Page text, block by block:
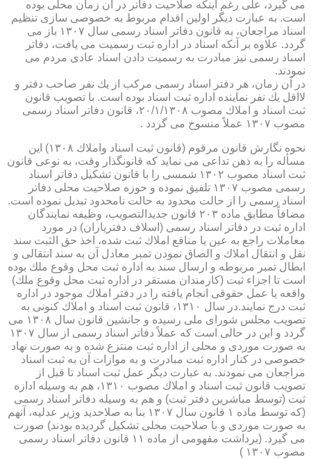
می گیرد، علی رغم اینكه صلاحیت دفاتر در آن زمان محلی بوده
است. به عبارت دیگر اولین اقدام مربوط به خصوصی سازی تنظیم
اسناد مراجعان، به قانون دفاتر اسناد رسمی سال ۱۳۰۷ باز می
گردد. علاوه بر آنكه اسناد در اداره ثبت رسمیت می یافت، دفاتر
اسناد رسمی نیز مبادرت به رسمیت دادن اسناد عادی مردم می
نمودند.
در آن زمان، هر دفتر اسناد رسمی مركب از یك نفر صاحب دفتر و
لااقل یك نفر نماینده اداره ثبت اسناد بوده است. با تصویب قانون
ثبت اسناد و املاك مصوب ۲۰/۱/۱۳۰۸، قانون دفاتر اسناد رسمی
مصوب ۱۳۰۷ عملاً منسوخ می گردد .
نحوه نگارش قانون مرقوم (قانون ثبت اسناد واملاك ۱۳۰۸) این
مسأله را به ذهن تداعی می نماید كه قانونگذار وقت، به نوعی قانون
ثبت اسناد مصوب ۱۳۰۲ شمسی را با قانون تشكیل دفاتر اسناد
رسمی مصوب ۱۳۰۷ تلفیق نموده و حوزه صلاحیت محلی دفاتر
اسناد رسمی را از حالت محدود به حالت نامحدود تبدیل نموده است.
مضافاً مطابق ماده ۲۰۳ قانون جدیدالتصویب، وظیفه نمایندگان
اداره ثبت در دفاتر اسناد رسمی (اسلاف دفتریاران) در مورد
معاملات راجع به عین یا منافع املاك ثبت شده، اخذ حق الثبت سند
نقل و انتقال املاك و الصاق نمودن تمبر معادل آن به سند انتقالی و
ابطال تمبر مربوطه و ارسال سند به اداره ثبت محل وقوع ملك بوده
است تا اجزاء ثبت (كارمندان مستقر در اداره ثبت محل وقوع ملك)
واقعه یا عمل حقوقی انجام یافته را در دفتر املاك موجود در اداره
ثبت درج نمایند.در سال ۱۳۱۰، قانون ثبت اسناد و املاك كنونی به
تصویب مجلس شورای ملی رسیده و جانشین قانون سال ۱۳۰۸ می
گردد و این در حالی است كه عملاً دفاتر اسناد رسمی از سال ۱۳۰۷
به صورت موردی و محلی از اداره ثبت منتزع شده و به صورت نهاد
خصوصی در كنار اداره ثبت مبادرت و به موازات آن به ثبت اسناد
مراجعان می نمودند. به عبارت دیگر عمل ثبت اسناد تا قبل از
تصویب قانون ثبت اسناد و املاك مصوب ۱۳۱۰، هم به وسیله اداره
ثبت (توسط مباشرین دفتر ثبت) و هم به وسیله دفاتر اسناد رسمی
(كه توسط ماده ۱ قانون سال ۱۳۰۷ بنا به صلاحدید وزیر عدلیه، آنهم
به صورت موردی و با صلاحیت محلی تشكیل گردیده بودند) صورت
می گیرد. (برداشت مفهومی از ماده ۱۱ قانون دفاتر اسناد رسمی
مصوب ۱۳۰۷ )